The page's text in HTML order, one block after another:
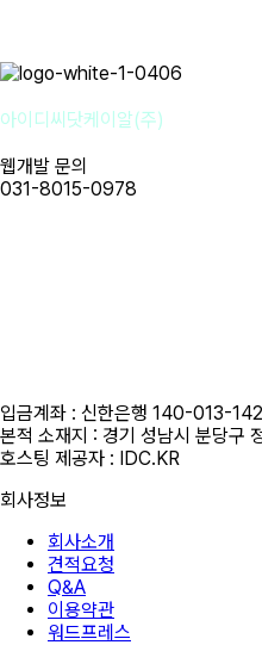
아이디씨닷케이알(주)
웹개발 문의
031-8015-0978
입금계좌 : 신한은행 140-013-
본적 소재지 : 경기 성남시 분당구
호스팅 제공자 : IDC.KR
회사정보
회사소개
견적요청
Q&A
이용약관
워드프레스